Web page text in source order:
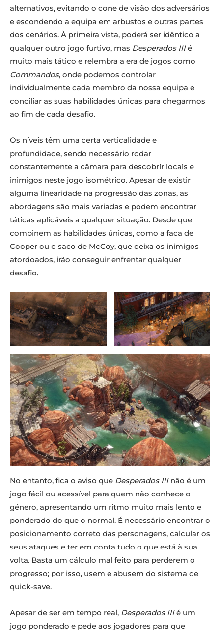
alternativos, evitando o cone de visão dos adversários
e escondendo a equipa em arbustos e outras partes
dos cenários. À primeira vista, poderá ser idêntico a
qualquer outro jogo furtivo, mas Desperados IIIé
muito mais tático e relembra a era de jogos como
Commandos, onde podemos controlar
individualmente cada membro da nossa equipa e
conciliar as suas habilidades únicas para chegarmos
ao fim de cada desafio.
Os níveis têm uma certa verticalidade e
profundidade, sendo necessário rodar
constantemente a câmara para descobrir locais e
inimigos neste jogo isométrico. Apesar de existir
alguma linearidade na progressão das zonas, as
abordagens são mais variadas e podem encontrar
táticas aplicáveis a qualquer situação. Desde que
combinem as habilidades únicas, como a faca de
Cooper ou o saco de McCoy, que deixa os inimigos
atordoados, irão conseguir enfrentar qualquer
desafio.
No entanto, fica o aviso que Desperados IIInão é um
jogo fácil ou acessível para quem não conhece o
género, apresentando um ritmo muito mais lento e
ponderado do que o normal. É necessário encontrar o
posicionamento correto das personagens, calcular os
seus ataques e ter em conta tudo o que está à sua
volta. Basta um cálculo mal feito para perderem o
progresso; por isso, usem e abusem do sistema de
quick-save.
Apesar de ser em tempo real, Desperados IIIé um
jogo ponderado e pede aos jogadores para que